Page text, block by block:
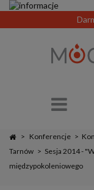
> Konferencje >
Tarnów > Sesja 2014 -
międzypokoleniowego